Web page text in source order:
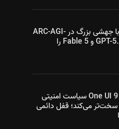
کلاد Opus 5 با جهشی بزرگ در ARC-AGI-
3 رکورد GPT-5.6 Sol و Fable 5 را
سامسونگ در One UI 9 سیاست امنیتی
می‌کند؛ قفل دائمی